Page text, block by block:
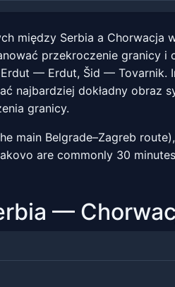
między Serbia a Chorwacja
przekroczenie granicy i
— Erdut, Šid — Tovarnik.
najbardziej dokładny obraz
granicy.
main Belgrade–Zagreb
are commonly 30
—